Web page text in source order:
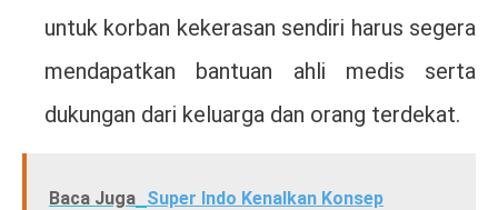
untuk korban kekerasan sendiri harus segera
mendapatkan bantuan ahli medis serta
dukungan dari keluarga dan orang terdekat.
Baca Juga Super Indo Kenalkan Konsep